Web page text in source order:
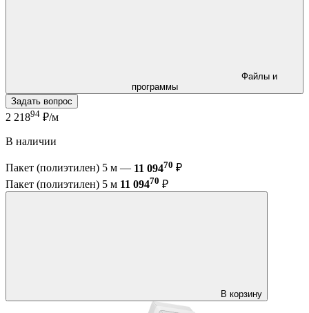
программы
Задать вопрос
2 21894 ₽/м
В наличии
Пакет (полиэтилен) 5 м — 11 09470 ₽
Пакет (полиэтилен) 5 м 11 09470 ₽
В корзину